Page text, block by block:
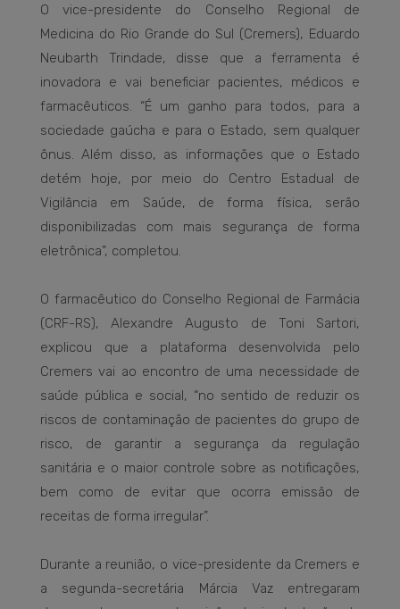
O vice-presidente do Conselho Regional de
Medicina do Rio Grande do Sul (Cremers), Eduardo
Neubarth Trindade, disse que a ferramenta é
inovadora e vai beneficiar pacientes, médicos e
farmacêuticos. “É um ganho para todos, para a
sociedade gaúcha e para o Estado, sem qualquer
ônus. Além disso, as informações que o Estado
detém hoje, por meio do Centro Estadual de
Vigilância em Saúde, de forma física, serão
disponibilizadas com mais segurança de forma
eletrônica”, completou.
O farmacêutico do Conselho Regional de Farmácia
(CRF-RS), Alexandre Augusto de Toni Sartori,
explicou que a plataforma desenvolvida pelo
Cremers vai ao encontro de uma necessidade de
saúde pública e social, “no sentido de reduzir os
riscos de contaminação de pacientes do grupo de
risco, de garantir a segurança da regulação
sanitária e o maior controle sobre as notificações,
bem como de evitar que ocorra emissão de
receitas de forma irregular”.
Durante a reunião, o vice-presidente da Cremers e
a segunda-secretária Márcia Vaz entregaram